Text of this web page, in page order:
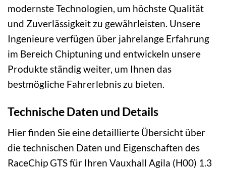
modernste Technologien, um höchste Qualität
und Zuverlässigkeit zu gewährleisten. Unsere
Ingenieure verfügen über jahrelange Erfahrung
im Bereich Chiptuning und entwickeln unsere
Produkte ständig weiter, um Ihnen das
bestmögliche Fahrerlebnis zu bieten.
Technische Daten und Details
Hier finden Sie eine detaillierte Übersicht über
die technischen Daten und Eigenschaften des
RaceChip GTS für Ihren Vauxhall Agila (H00) 1.3